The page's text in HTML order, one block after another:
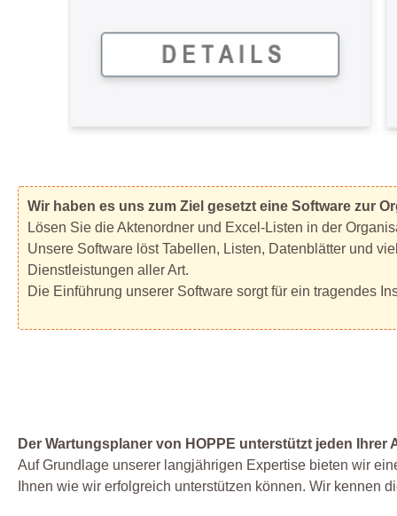
Wir haben es uns zum Ziel gesetzt eine Software zur
Lösen Sie die Aktenordner und Excel-Listen in der
Unsere Software löst Tabellen, Listen, Datenblätter und
Dienstleistungen aller Art.
Die Einführung unserer Software sorgt für ein tragendes
Der Wartungsplaner von HOPPE unterstützt jeden
Auf Grundlage unserer langjährigen Expertise bieten wir
Ihnen wie wir erfolgreich unterstützen können. Wir kennen